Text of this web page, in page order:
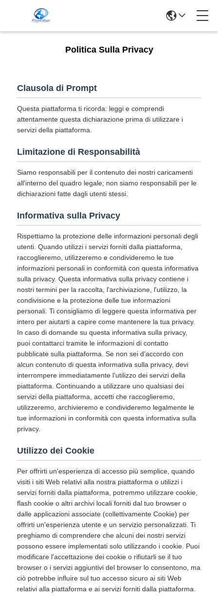
Politica Sulla Privacy
Clausola di Prompt
Questa piattaforma ti ricorda: leggi e comprendi
attentamente questa dichiarazione prima di utilizzare i
servizi della piattaforma.
Limitazione di Responsabilità
Siamo responsabili per il contenuto dei nostri caricamenti
all'interno del quadro legale; non siamo responsabili per le
dichiarazioni fatte dagli utenti stessi.
Informativa sulla Privacy
Rispettiamo la protezione delle informazioni personali degli
utenti. Quando utilizzi i servizi forniti dalla piattaforma,
raccoglieremo, utilizzeremo e condivideremo le tue
informazioni personali in conformità con questa informativa
sulla privacy. Questa informativa sulla privacy contiene i
nostri termini per la raccolta, l'archiviazione, l'utilizzo, la
condivisione e la protezione delle tue informazioni
personali. Ti consigliamo di leggere questa informativa per
intero per aiutarti a capire come mantenere la tua privacy.
In caso di domande su questa informativa sulla privacy,
puoi contattarci tramite le informazioni di contatto
pubblicate sulla piattaforma. Se non sei d'accordo con
alcun contenuto di questa informativa sulla privacy, devi
interrompere immediatamente l'utilizzo dei servizi della
piattaforma. Continuando a utilizzare uno qualsiasi dei
servizi della piattaforma, accetti che raccoglieremo,
utilizzeremo, archivieremo e condivideremo legalmente le
tue informazioni in conformità con questa informativa sulla
privacy.
Utilizzo dei Cookie
Per offrirti un'esperienza di accesso più semplice, quando
visiti i siti Web relativi alla nostra piattaforma o utilizzi i
servizi forniti dalla piattaforma, potremmo utilizzare cookie,
flash cookie o altri archivi locali forniti dal tuo browser o
dalle applicazioni associate (collettivamente Cookie) per
offrirti un'esperienza utente e un servizio personalizzati. Ti
preghiamo di comprendere che alcuni dei nostri servizi
possono essere implementati solo utilizzando i cookie. Puoi
modificare l'accettazione dei cookie o rifiutarli se il tuo
browser o i servizi aggiuntivi del browser lo consentono, ma
ciò potrebbe influire sul tuo accesso sicuro ai siti Web
relativi alla piattaforma e ai servizi forniti dalla piattaforma.